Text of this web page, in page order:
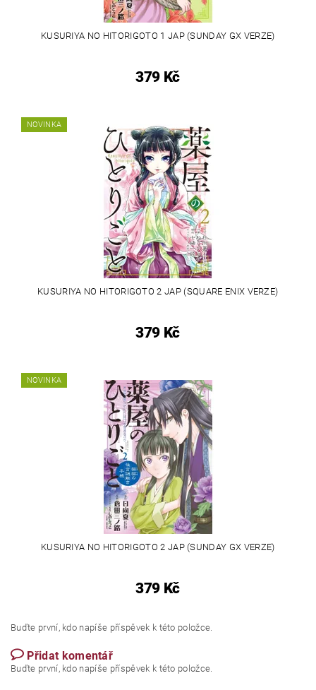
KUSURIYA NO HITORIGOTO 1 JAP (SUNDAY GX VERZE)
379 Kč
NOVINKA
KUSURIYA NO HITORIGOTO 2 JAP (SQUARE ENIX VERZE)
379 Kč
NOVINKA
KUSURIYA NO HITORIGOTO 2 JAP (SUNDAY GX VERZE)
379 Kč
Buďte první, kdo napíše příspěvek k této položce.
Přidat komentář
Buďte první, kdo napíše příspěvek k této položce.